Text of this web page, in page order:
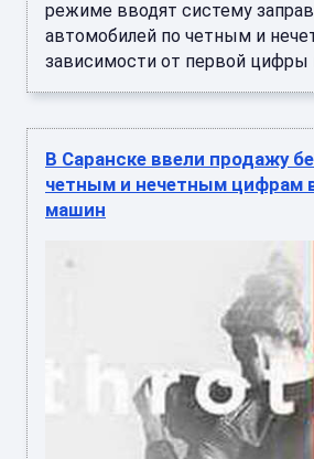
режиме вводят систему
автомобилей по четным и
зависимости от первой цифры
В Саранске ввели продажу
четным и нечетным цифрам
машин